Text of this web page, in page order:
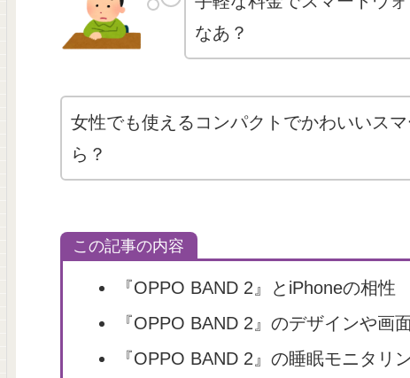
なあ？
女性でも使えるコンパクトでかわいいス
ら？
この記事の内容
『OPPO BAND 2』とiPhoneの相性
『OPPO BAND 2』のデザインや画
『OPPO BAND 2』の睡眠モニタリ